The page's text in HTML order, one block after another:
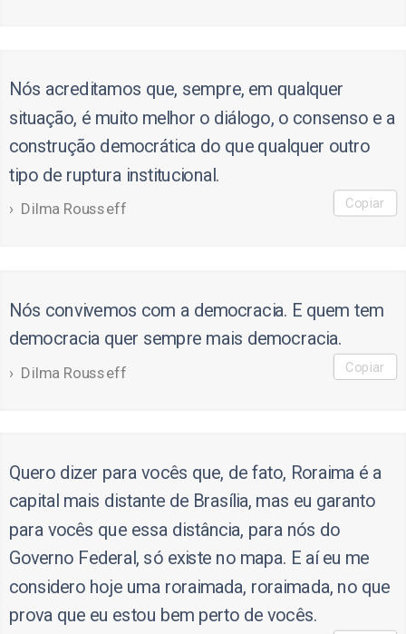
Nós acreditamos que, sempre, em qualquer
situação, é muito melhor o diálogo, o consenso e a
construção democrática do que qualquer outro
tipo de ruptura institucional.
Dilma Rousseff Copiar
Nós convivemos com a democracia. E quem tem
democracia quer sempre mais democracia.
Dilma Rousseff Copiar
Quero dizer para vocês que, de fato, Roraima é a
capital mais distante de Brasília, mas eu garanto
para vocês que essa distância, para nós do
Governo Federal, só existe no mapa. E aí eu me
considero hoje uma roraimada, roraimada, no que
prova que eu estou bem perto de vocês.